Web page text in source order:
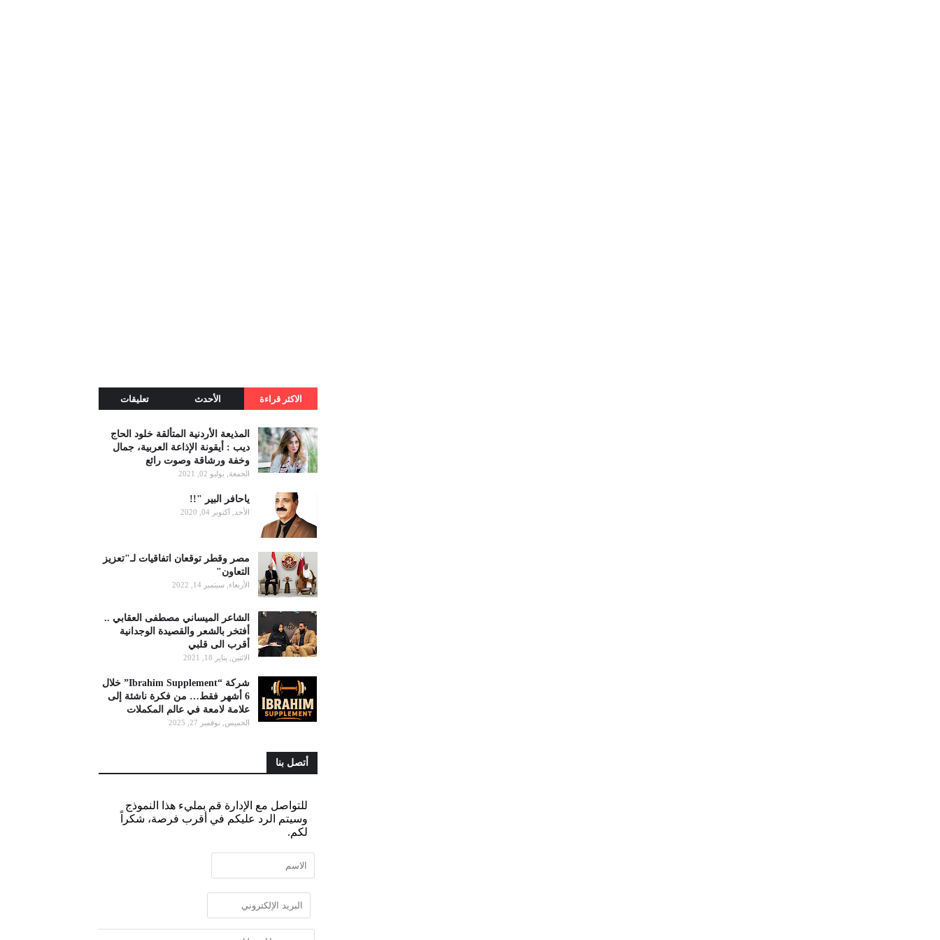
الاكثر قراءة الأحدث تعليقات
المذيعة الأردنية المتألقة خلود الحاج
ديب : أيقونة الإذاعة العربية، جمال
وخفة ورشاقة وصوت رائع
الجمعة, يوليو 02, 2021
ياحافر البير "!!
الأحد, أكتوبر 04, 2020
مصر وقطر توقعان اتفاقيات لـ"تعزيز
التعاون"
الأربعاء, سبتمبر 14, 2022
الشاعر الميساني مصطفى العقابي ..
أفتخر بالشعر والقصيدة الوجدانية
أقرب الى قلبي
الاثنين, يناير 18, 2021
شركة “Ibrahim Supplement” خلال
6 أشهر فقط… من فكرة ناشئة إلى
علامة لامعة في عالم المكملات
الخميس, نوفمبر 27, 2025
أتصل بنا
للتواصل مع الإدارة قم بمليء هذا النموذج
وسيتم الرد عليكم في أقرب فرصة، شكراً
لكم.